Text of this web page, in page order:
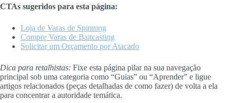
CTAs sugeridos para esta página:
Loja de Varas de Spinning
Compre Varas de Baitcasting
Solicitar um Orçamento por Atacado
Dica para retalhistas: Fixe esta página pilar na sua navegação
principal sob uma categoria como “Guias” ou “Aprender” e ligue
artigos relacionados (peças detalhadas de como fazer) de volta a ela
para concentrar a autoridade temática.